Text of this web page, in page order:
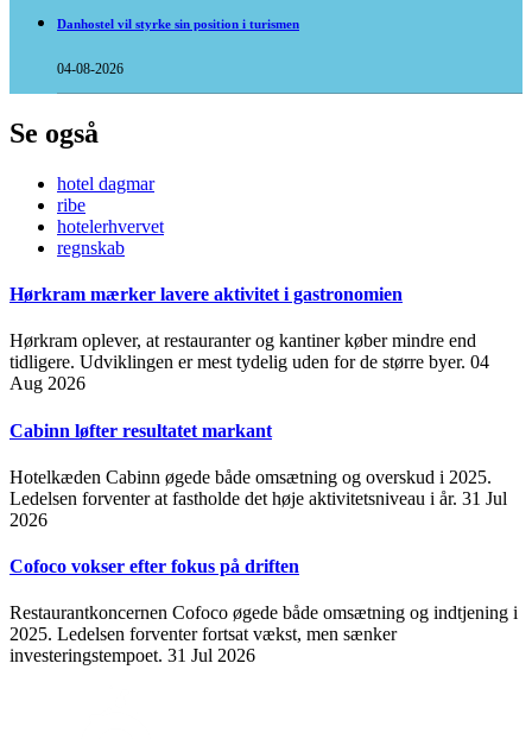
Danhostel vil styrke sin position i turismen
04-08-2026
Se også
hotel dagmar
ribe
hotelerhvervet
regnskab
Hørkram mærker lavere aktivitet i gastronomien
Hørkram oplever, at restauranter og kantiner køber mindre end
tidligere. Udviklingen er mest tydelig uden for de større byer. 04
Aug 2026
Cabinn løfter resultatet markant
Hotelkæden Cabinn øgede både omsætning og overskud i 2025.
Ledelsen forventer at fastholde det høje aktivitetsniveau i år. 31 Jul
2026
Cofoco vokser efter fokus på driften
Restaurantkoncernen Cofoco øgede både omsætning og indtjening i
2025. Ledelsen forventer fortsat vækst, men sænker
investeringstempoet. 31 Jul 2026